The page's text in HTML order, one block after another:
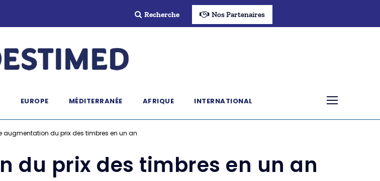
Recherche Nos Partenaires
EUROPE MÉDITERRANÉE AFRIQUE INTERNATIONAL
augmentation du prix des timbres en un an
du prix des timbres en un an